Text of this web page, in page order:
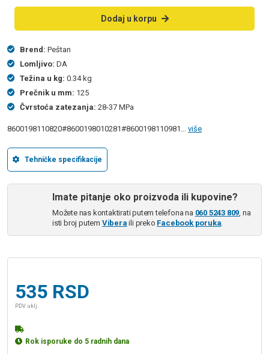
Dodaj u korpu
Brend: Peštan
Lomljivo: DA
Težina u kg: 0.34 kg
Prečnik u mm: 125
Čvrstoća zatezanja: 28-37 MPa
8600198110820#8600198010281#8600198110981... više
Tehničke specifikacije
Imate pitanje oko proizvoda ili kupovine?
Možete nas kontaktirati putem telefona na 060 5243 809, na
isti broj putem Vibera ili preko Facebook poruka.
535 RSD
PDV uklj.
Rok isporuke do 5 radnih dana